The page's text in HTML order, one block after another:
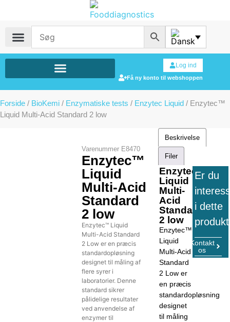
Log ind
Få ny konto til webshoppen
Forside / BioKemi / Enzymatiske tests / Enzytec Liquid / Enzytec™
Liquid Multi-Acid Standard 2 low
Varenummer E8470
Enzytec™
Liquid
Multi-Acid
Standard
2 low
Enzytec™ Liquid
Multi-Acid Standard
2 Low er en præcis
standardopløsning
designet til måling af
flere syrer i
laboratorier. Denne
standard sikrer
pålidelige resultater
ved anvendelse af
enzymer til
Beskrivelse
Filer
Enzytec™
Liquid
Multi-
Acid
Standard
2 low
Enzytec™
Liquid
Multi-Acid
Standard
2 Low er
en præcis
standardopløsning
designet
til måling
Er du
i dette
Kontakt
os